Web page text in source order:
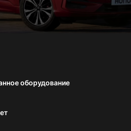
оборудование